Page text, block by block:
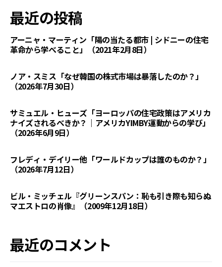
最近の投稿
アーニャ・マーティン「陽の当たる都市 | シドニーの住宅
革命から学べること」（2021年2月8日）
ノア・スミス「なぜ韓国の株式市場は暴落したのか？」
（2026年7月30日）
サミュエル・ヒューズ「ヨーロッパの住宅政策はアメリカ
ナイズされるべきか？｜アメリカYIMBY運動からの学び」
（2026年6月9日）
フレディ・デイリー他「ワールドカップは誰のものか？」
（2026年7月12日）
ビル・ミッチェル『グリーンスパン：恥も引き際も知らぬ
マエストロの肖像』（2009年12月18日）
最近のコメント